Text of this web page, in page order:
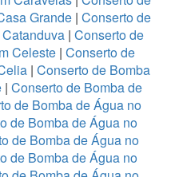
Grande| Conserto de
| Conserto de
Celeste| Conserto de
| Conserto de Bomba
| Conserto de Bomba de
de Bomba de Água no
de Bomba de Água no
de Bomba de Água no
de Bomba de Água no